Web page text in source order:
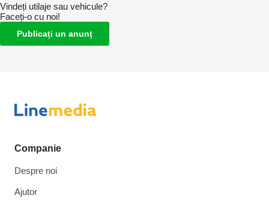
Vindeți utilaje sau vehicule?
Faceți-o cu noi!
Publicați un anunț
Companie
Despre noi
Ajutor